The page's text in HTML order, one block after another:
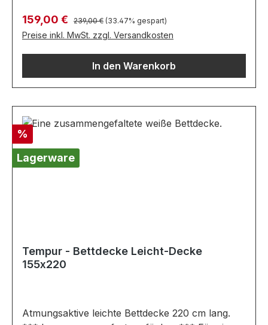
Ausführung: verfügt über einen aktiven
Temperatur-Regulierungs-Effekt Füllgewicht
450g Atmungsaktiv und aktiv
feuchtigkeitsregulierend Waschbar bis 60°C
Abbildung kann abweichen.
Verkaufspreis:
159,00 € Regulärer Preis:
239,00 € (33.47% gespart)
Preise inkl. MwSt. zzgl. Versandkosten
In den Warenkorb
Rabatt
%
Lagerware
Tempur - Bettdecke Leicht-Decke
155x220
Atmungsaktive leichte Bettdecke 220 cm lang.